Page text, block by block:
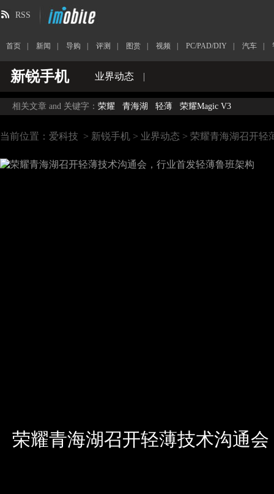
RSS
首页 新闻 导购 评测 图赏 视频 PC/PAD/DIY 汽车
新锐手机 业界动态 |
相关文章 and 关键字： 荣耀 青海湖 轻薄 荣耀Magic V3
当前位置： 爱科技 > 新锐手机 > 业界动态 > 荣耀青海湖召开轻
荣耀青海湖召开轻薄技术沟通